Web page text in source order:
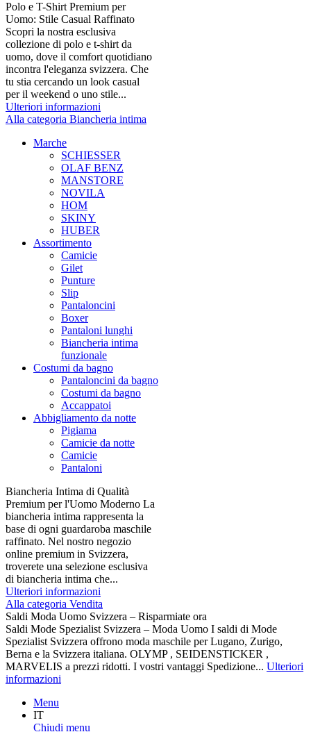
Polo e T-Shirt Premium per
Uomo: Stile Casual Raffinato
Scopri la nostra esclusiva
collezione di polo e t-shirt da
uomo, dove il comfort quotidiano
incontra l'eleganza svizzera. Che
tu stia cercando un look casual
per il weekend o uno stile...
Ulteriori informazioni
Alla categoria Biancheria intima
Marche
SCHIESSER
OLAF BENZ
MANSTORE
NOVILA
HOM
SKINY
HUBER
Assortimento
Camicie
Gilet
Punture
Slip
Pantaloncini
Boxer
Pantaloni lunghi
Biancheria intima
funzionale
Costumi da bagno
Pantaloncini da bagno
Costumi da bagno
Accappatoi
Abbigliamento da notte
Pigiama
Camicie da notte
Camicie
Pantaloni
Biancheria Intima di Qualità
Premium per l'Uomo Moderno La
biancheria intima rappresenta la
base di ogni guardaroba maschile
raffinato. Nel nostro negozio
online premium in Svizzera,
troverete una selezione esclusiva
di biancheria intima che...
Ulteriori informazioni
Alla categoria Vendita
Saldi Moda Uomo Svizzera – Risparmiate ora
Saldi Mode Spezialist Svizzera – Moda Uomo I saldi di Mode
Spezialist Svizzera offrono moda maschile per Lugano, Zurigo,
Berna e la Svizzera italiana. OLYMP , SEIDENSTICKER ,
MARVELIS a prezzi ridotti. I vostri vantaggi Spedizione... Ulteriori
informazioni
Menu
IT
Chiudi menu